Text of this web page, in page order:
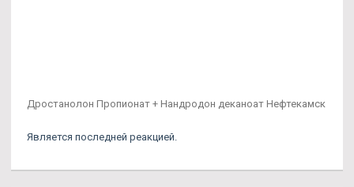
Дростанолон Пропионат + Нандродон деканоат Нефтекамск
Является последней реакцией.